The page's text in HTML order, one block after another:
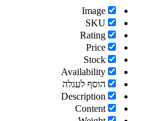
Image
SKU
Rating
Price
Stock
Availability
הוסף לעגלה
Description
Content